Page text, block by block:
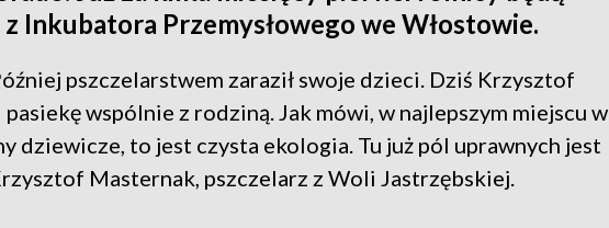
Inkubatora Przemysłowego we Włostowie.
pszczelarstwem zaraził swoje dzieci. Dziś Krzysztof
wspólnie z rodziną. Jak mówi, w najlepszym miejscu w
dziewicze, to jest czysta ekologia. Tu już pól uprawnych jest
Masternak, pszczelarz z Woli Jastrzębskiej.